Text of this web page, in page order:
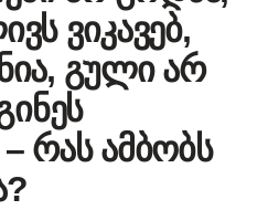
ვიკავებ,
გული არ
რას ამბობს